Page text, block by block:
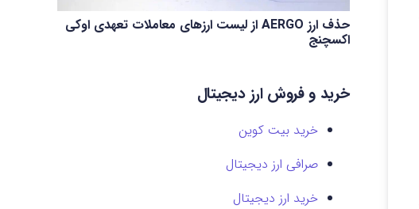
حذف ارز AERGO از لیست ارزهای معاملات تعهدی اوکی
اکسچنج
خرید و فروش ارز دیجیتال
خرید بیت کوین
صرافی ارز دیجیتال
خرید ارز دیجیتال